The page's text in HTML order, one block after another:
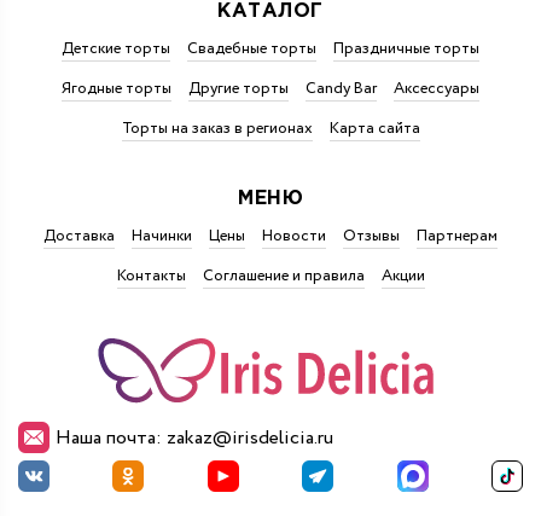
Наша почта: zakaz@irisdelicia.ru
КАТАЛОГ
Детские торты Свадебные торты
Праздничные торты
Ягодные торты
Другие торты Candy Bar
Аксессуары
Торты на заказ в регионах
Карта сайта
МЕНЮ
Доставка Начинки Цены Новости Отзывы
Партнерам
Контакты
Соглашение и правила Акции